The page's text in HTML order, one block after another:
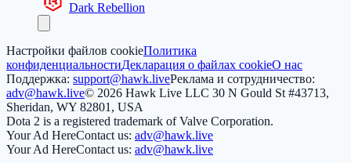
Dark Rebellion
Настройки файлов cookieПолитика
конфиденциальностиДекларация о файлах cookieО нас
Поддержка: support@hawk.liveРеклама и сотрудничество:
adv@hawk.live© 2026 Hawk Live LLC 30 N Gould St #43713,
Sheridan, WY 82801, USA
Dota 2 is a registered trademark of Valve Corporation.
Your Ad HereContact us: adv@hawk.live
Your Ad HereContact us: adv@hawk.live